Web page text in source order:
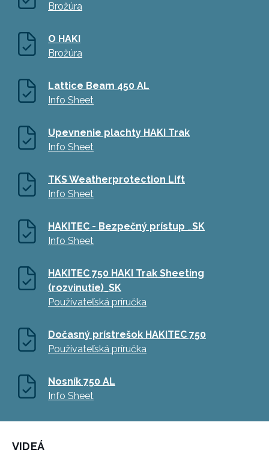
Brožúra
O HAKI
Brožúra
Lattice Beam 450 AL
Info Sheet
Upevnenie plachty HAKI Trak
Info Sheet
TKS Weatherprotection Lift
Info Sheet
HAKITEC - Bezpečný prístup _SK
Info Sheet
HAKITEC 750 HAKI Trak Sheeting
(rozvinutie)_SK
Používateľská príručka
Dočasný prístrešok HAKITEC 750
Používateľská príručka
Nosník 750 AL
Info Sheet
VIDEÁ